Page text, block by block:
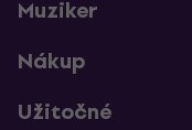
Muziker
Nákup
Užitočné